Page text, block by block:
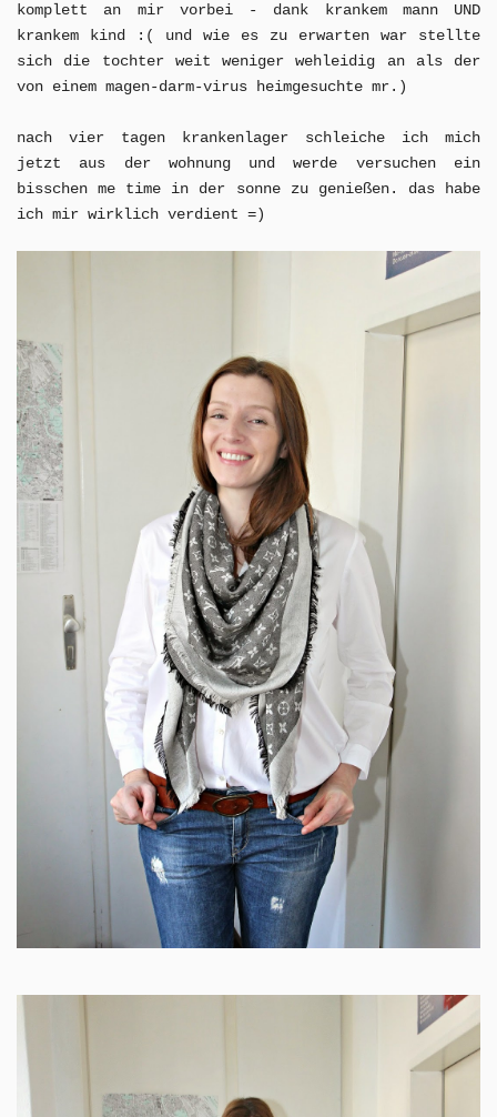
komplett an mir vorbei - dank krankem mann UND
krankem kind :( und wie es zu erwarten war stellte
sich die tochter weit weniger wehleidig an als der
von einem magen-darm-virus heimgesuchte mr.)
nach vier tagen krankenlager schleiche ich mich
jetzt aus der wohnung und werde versuchen ein
bisschen me time in der sonne zu genießen. das habe
ich mir wirklich verdient =)